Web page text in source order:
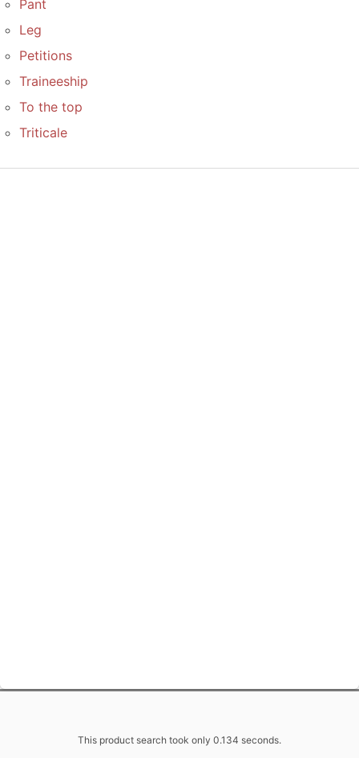
Pant
Leg
Petitions
Traineeship
To the top
Triticale
This product search took only 0.134 seconds.